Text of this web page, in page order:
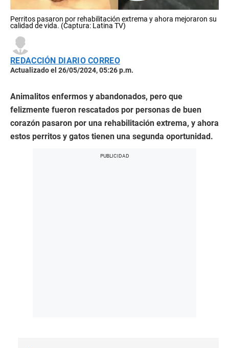
Perritos pasaron por rehabilitación extrema y ahora mejoraron su
calidad de vida. (Captura: Latina TV)
REDACCIÓN DIARIO CORREO
Actualizado el 26/05/2024, 05:26 p.m.
Animalitos enfermos y abandonados, pero que
felizmente fueron rescatados por personas de buen
corazón pasaron por una rehabilitación extrema, y ahora
estos perritos y gatos tienen una segunda oportunidad.